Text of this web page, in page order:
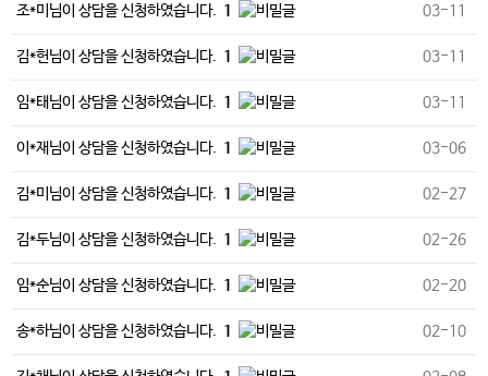
조*미님이 상담을 신청하였습니다. 1 03-11
김*헌님이 상담을 신청하였습니다. 1 03-11
임*태님이 상담을 신청하였습니다. 1 03-11
이*재님이 상담을 신청하였습니다. 1 03-06
김*미님이 상담을 신청하였습니다. 1 02-27
김*두님이 상담을 신청하였습니다. 1 02-26
임*순님이 상담을 신청하였습니다. 1 02-20
송*하님이 상담을 신청하였습니다. 1 02-10